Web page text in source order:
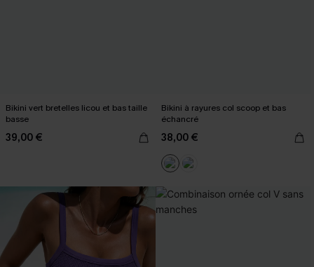
Bikini vert bretelles licou et bas taille
basse
39,00 €
Bikini à rayures col scoop et bas
échancré
38,00 €